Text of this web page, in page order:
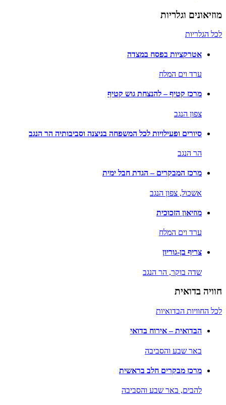
מוזיאונים וגלריות
לכל הגלריות
אטרקציות בפסח במצדה
ערד וים המלח
מרכז קטיף – להנצחת גוש קטיף
צפון הנגב
סיורים ופעילויות לכל המשפחה בניצנה וסביבותיה הר הנגב
הר הנגב
מרכז המבקרים – הגדת חבל ימית
אשכול, צפון הנגב
מוזיאון הזכוכית
ערד וים המלח
צריף בן-גוריון
שדה בוקר, הר הנגב
חוויה בדואית
לכל החוויות הבדואיות
הבדואית – אירוח בדואי
באר שבע והסביבה
מרכז מבקרים חלב בראשית
להבים, באר שבע והסביבה